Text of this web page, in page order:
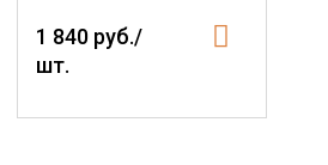
1 840 руб./
шт.